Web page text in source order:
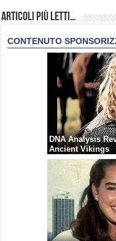
Articoli più Letti…